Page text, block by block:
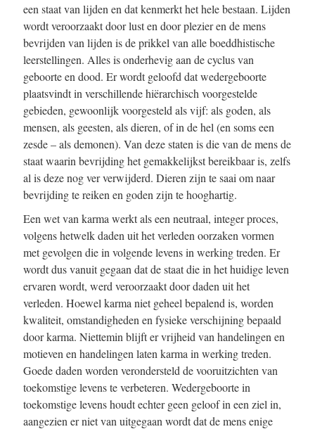
een staat van lijden en dat kenmerkt het hele bestaan. Lijden
wordt veroorzaakt door lust en door plezier en de mens
bevrijden van lijden is de prikkel van alle boeddhistische
leerstellingen. Alles is onderhevig aan de cyclus van
geboorte en dood. Er wordt geloofd dat wedergeboorte
plaatsvindt in verschillende hiërarchisch voorgestelde
gebieden, gewoonlijk voorgesteld als vijf: als goden, als
mensen, als geesten, als dieren, of in de hel (en soms een
zesde – als demonen). Van deze staten is die van de mens de
staat waarin bevrijding het gemakkelijkst bereikbaar is, zelfs
al is deze nog ver verwijderd. Dieren zijn te saai om naar
bevrijding te reiken en goden zijn te hooghartig.
Een wet van karma werkt als een neutraal, integer proces,
volgens hetwelk daden uit het verleden oorzaken vormen
met gevolgen die in volgende levens in werking treden. Er
wordt dus vanuit gegaan dat de staat die in het huidige leven
ervaren wordt, werd veroorzaakt door daden uit het
verleden. Hoewel karma niet geheel bepalend is, worden
kwaliteit, omstandigheden en fysieke verschijning bepaald
door karma. Niettemin blijft er vrijheid van handelingen en
motieven en handelingen laten karma in werking treden.
Goede daden worden verondersteld de vooruitzichten van
toekomstige levens te verbeteren. Wedergeboorte in
toekomstige levens houdt echter geen geloof in een ziel in,
aangezien er niet van uitgegaan wordt dat de mens enige